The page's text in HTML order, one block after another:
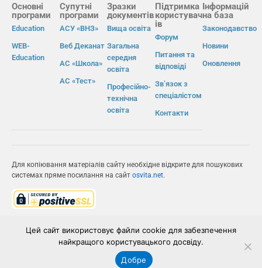
Основні
програми
Education
WEB-
Education
Супутні
програми
АСУ «ВНЗ»
Веб Деканат
АС «Школа»
АС «Тест»
Зразки
документів
Вища освіта
Загальна
середня
освіта
Професійно-
технічна
освіта
Підтримка
користувач
ів
Форум
Питання та
відповіді
Зв’язок з
спеціалістом
Контакти
Інформацій
на база
Законодавство
Новини
Оновлення
Для копіювання матеріалів сайту необхідне відкрите для пошукових
системах пряме посилання на сайт osvita.net.
ІВС «ОСВІТА»
Цей сайт використовує файли cookie для забезпечення
найкращого користувацького досвіду.
Добре